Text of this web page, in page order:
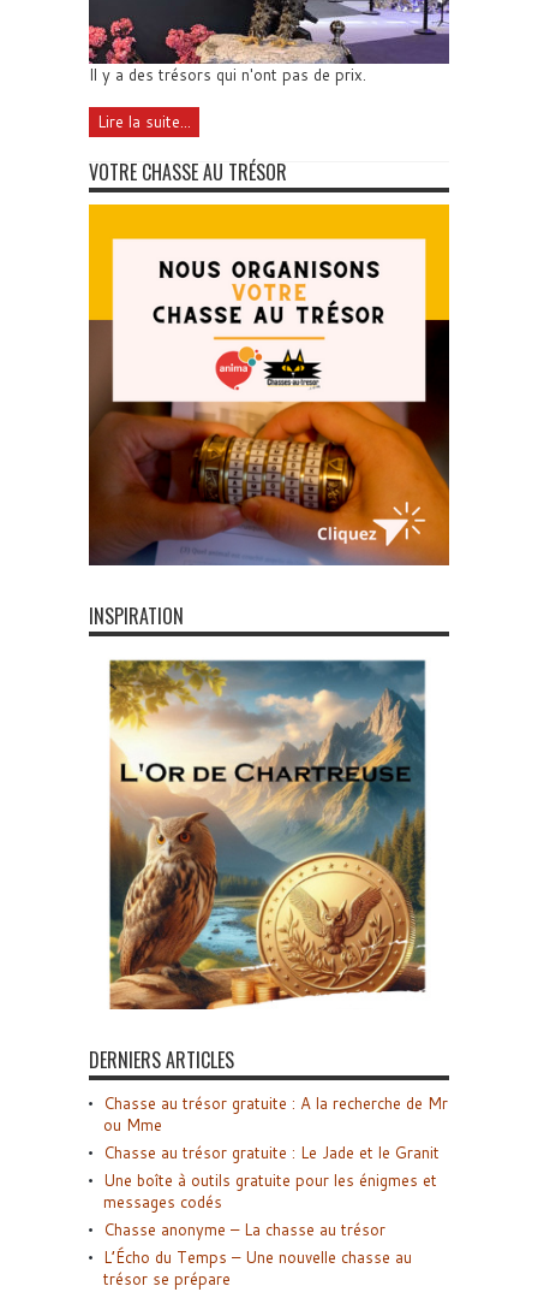
Il y a des trésors qui n'ont pas de prix.
Lire la suite...
VOTRE CHASSE AU TRÉSOR
INSPIRATION
DERNIERS ARTICLES
Chasse au trésor gratuite : A la recherche de Mr
ou Mme
Chasse au trésor gratuite : Le Jade et le Granit
Une boîte à outils gratuite pour les énigmes et
messages codés
Chasse anonyme – La chasse au trésor
L’Écho du Temps – Une nouvelle chasse au
trésor se prépare